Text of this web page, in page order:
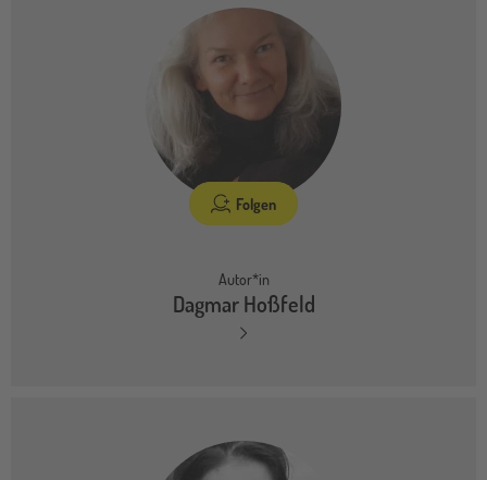
Folgen
Autor*in
Dagmar Hoßfeld